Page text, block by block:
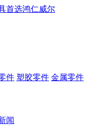
件 塑胶零件 金属零件
闻